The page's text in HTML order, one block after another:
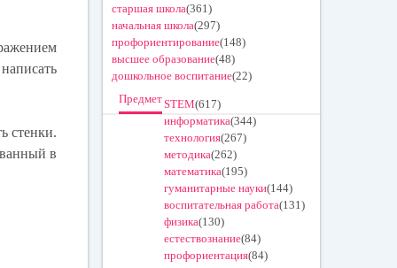
стенки.
в
старшая школа(361)
начальная школа(297)
профориентирование(148)
высшее образование(48)
дошкольное воспитание(22)
ПредметSTEM(617)
информатика(344)
технология(267)
методика(262)
математика(195)
гуманитарные науки(144)
воспитательная работа(131)
физика(130)
естествознание(84)
профориентация(84)